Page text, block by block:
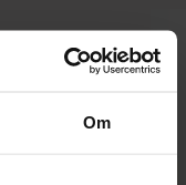
Om